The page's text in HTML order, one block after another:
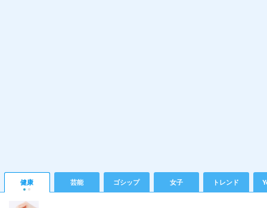
健康 芸能 ゴシップ 女子 トレンド